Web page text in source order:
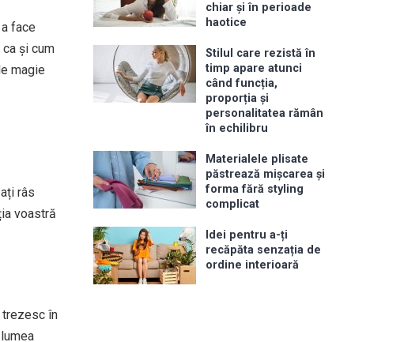
face
și cum
magie
râs
voastră
trezesc în
chiar și în perioade
haotice
Stilul care rezistă în
timp apare atunci
când funcția,
proporția și
personalitatea rămân
în echilibru
Materialele plisate
păstrează mișcarea și
forma fără styling
complicat
Idei pentru a-ți
recăpăta senzația de
ordine interioară